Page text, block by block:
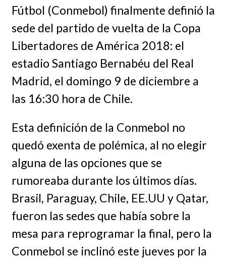
Fútbol (Conmebol) finalmente definió la
sede del partido de vuelta de la Copa
Libertadores de América 2018: el
estadio Santiago Bernabéu del Real
Madrid, el domingo 9 de diciembre a
las 16:30 hora de Chile.
Esta definición de la Conmebol no
quedó exenta de polémica, al no elegir
alguna de las opciones que se
rumoreaba durante los últimos días.
Brasil, Paraguay, Chile, EE.UU y Qatar,
fueron las sedes que había sobre la
mesa para reprogramar la final, pero la
Conmebol se inclinó este jueves por la